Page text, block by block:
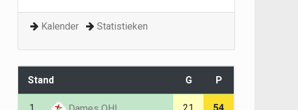
Kalender Statistieken
Stand G P